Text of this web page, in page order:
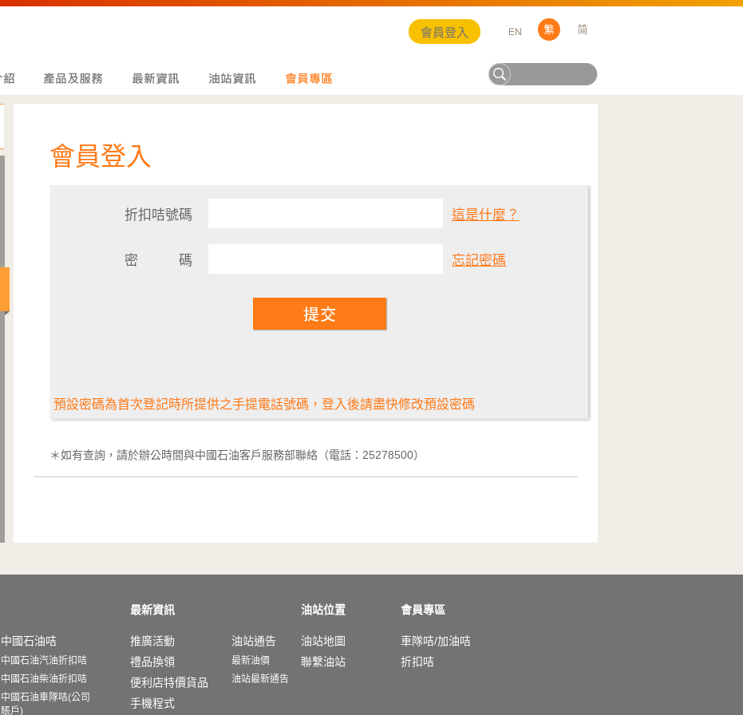
會員登入
會員登入
折扣咭號碼 這是什麼？
密 碼 忘記密碼
預設密碼為首次登記時所提供之手提電話號碼，登入後請盡快修改預設密碼
＊如有查詢，請於辦公時間與中國石油客戶服務部聯絡（電話：25278500）
中國石油咭
中國石油汽油折扣咭
中國石油柴油折扣咭
中國石油車隊咭(公司
賬戶)
最新資訊
推廣活動
禮品換領
便利店特價貨品
手機程式
油站通告
最新油價
油站最新通告
油站位置
油站地圖
聯繫油站
會員專區
車隊咭/加油咭
折扣咭